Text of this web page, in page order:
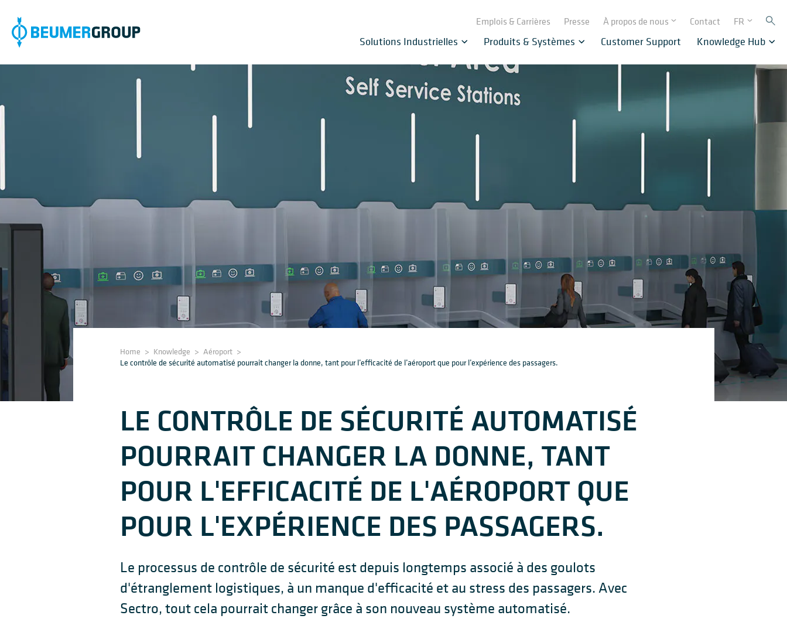
Emplois & Carrières Presse À propos de nous Contact FR
Solutions Industrielles Produits & Systèmes Customer Support Knowledge Hub
Home > Knowledge > Aéroport >
Le contrôle de sécurité automatisé pourrait changer la donne, tant pour l’efficacité de l’aéroport que pour l’expérience des passagers.
LE CONTRÔLE DE SÉCURITÉ AUTOMATISÉ
POURRAIT CHANGER LA DONNE, TANT
POUR L'EFFICACITÉ DE L'AÉROPORT QUE
POUR L'EXPÉRIENCE DES PASSAGERS.
Le processus de contrôle de sécurité est depuis longtemps associé à des goulots
d'étranglement logistiques, à un manque d'efficacité et au stress des passagers. Avec
Sectro, tout cela pourrait changer grâce à son nouveau système automatisé.